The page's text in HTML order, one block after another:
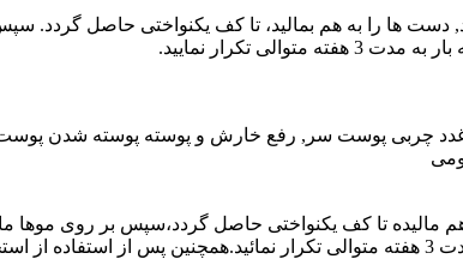
تکرار نمایید.
غدد چربی پوست سر, رفع خارش و پوسته پوسته شدن